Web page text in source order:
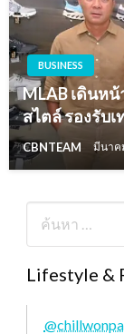
BUSINESS
MLAB เดินห
สไตล์ รองรับ
CBNTEAM มีนาค
Lifestyle &